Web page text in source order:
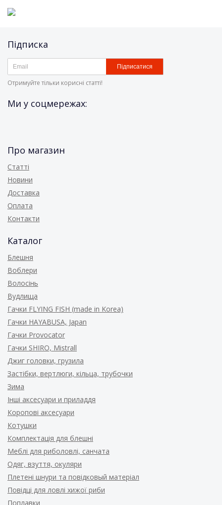
Підписка
Підписатися
Отримуйте тільки корисні статті!
Ми у соцмережах:
Про магазин
Статті
Новини
Доставка
Оплата
Контакти
Каталог
Блешня
Воблери
Волосінь
Вудлища
Гачки FLYING FISH (made in Korea)
Гачки HAYABUSA, Japan
Гачки Provocator
Гачки SHIRO, Mistrall
Джиг головки, грузила
Застібки, вертлюги, кільца, трубочки
Зима
Інші аксесуари и приладдя
Коропові аксесуари
Котушки
Комплектація для блешні
Меблі для риболовлі, санчата
Одяг, взуття, окуляри
Плетені шнури та повідковый матеріал
Повідці для ловлі хижої риби
Поплавки